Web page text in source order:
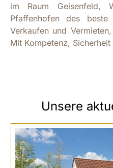
im Raum Geisenfeld,
Pfaffenhofen des beste
Verkaufen und
Mit Kompetenz,
Unsere